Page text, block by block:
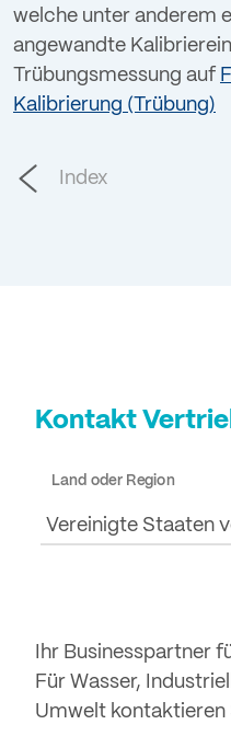
Kontakt
Login
welche unter anderem
angewandte
Trübungsmessung auf
Kalibrierung (Trübung)
Index
Kontakt
Land oder Region
Vereinigte Staaten
Ihr Businesspartner
Für Wasser,
Umwelt kontaktieren